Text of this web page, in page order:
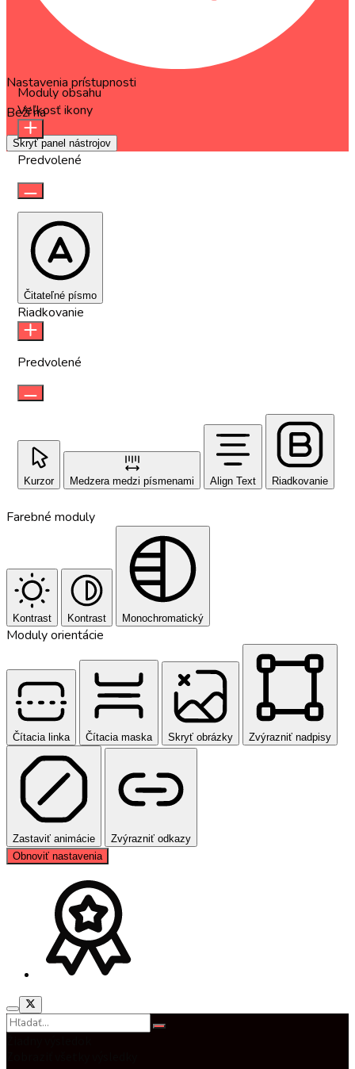
Nastavenia prístupnosti
Beží naOneTap
Skryť panel nástrojov
Moduly obsahu
Veľkosť ikony
Predvolené
Čitateľné písmo
Riadkovanie
Predvolené
Kurzor Medzera medzi písmenami Align Text Riadkovanie
Farebné moduly
Kontrast Kontrast Monochromatický
Moduly orientácie
Čítacia linka Čítacia maska Skryť obrázky Zvýrazniť nadpisy
Zastaviť animácie
Zvýrazniť odkazy
Obnoviť nastavenia